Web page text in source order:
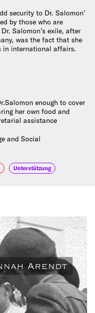
security to Dr. Salomon’
by those who are
Salomon’s exile, after
was the fact that she
in international affairs.
enough to cover
her own food and
assistance
and Social
Unterstützung